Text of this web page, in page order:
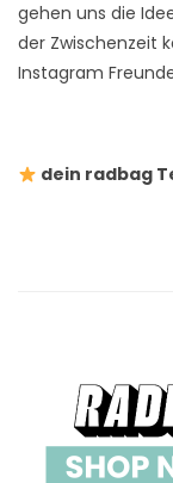
gehen uns die
der Zwischenzeit
Instagram
dein radbag